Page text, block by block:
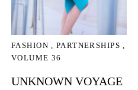
FASHION
PARTNERSHIPS
VOLUME 36
UNKNOWN VOYAGE